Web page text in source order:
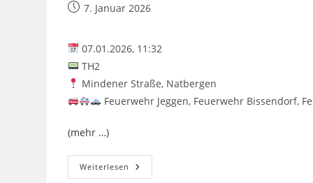
Beitrag7. Januar 2026
07.01.2026, 11:32
TH2
Mindener Straße, Natbergen
Feuerwehr Jeggen, Feuerwehr Bissendorf,
(mehr …)
Weiterlesen Auffahrunfall
Vor